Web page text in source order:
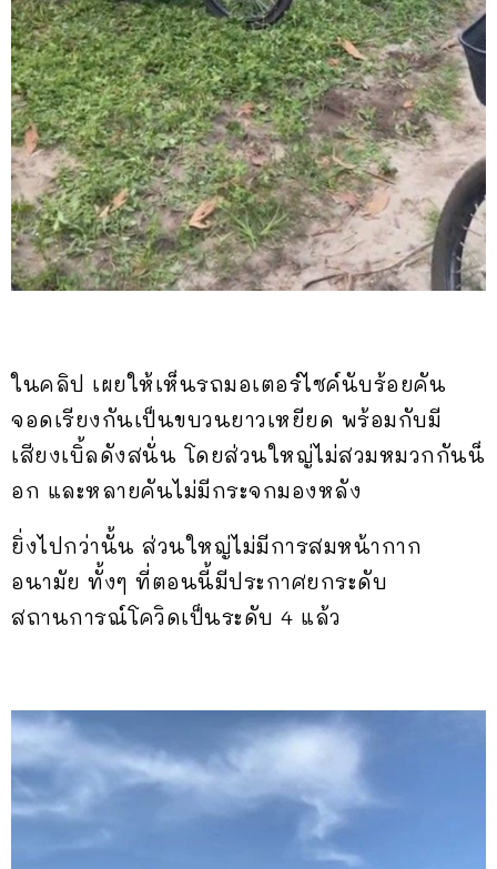
ในคลิป เผยให้เห็นรถมอเตอร์ไซค์นับร้อยคัน
จอดเรียงกันเป็นขบวนยาวเหยียด พร้อมกับมี
เสียงเบิ้ลดังสนั่น โดยส่วนใหญ่ไม่สวมหมวกกันน็
อก และหลายคันไม่มีกระจกมองหลัง
ยิ่งไปกว่านั้น ส่วนใหญ่ไม่มีการสมหน้ากาก
อนามัย ทั้งๆ ที่ตอนนี้มีประกาศยกระดับ
สถานการณ์โควิดเป็นระดับ 4 แล้ว